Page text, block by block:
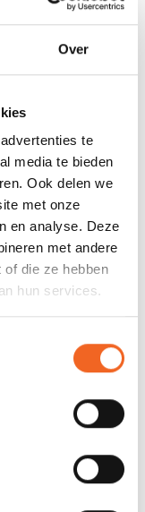
Over
te
media te bieden
Ook delen we
met onze
en analyse. Deze
met andere
die ze hebben
hun services.